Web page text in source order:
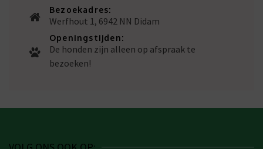
Bezoekadres:
Werfhout 1, 6942 NN Didam
Openingstijden:
De honden zijn alleen op afspraak te
bezoeken!